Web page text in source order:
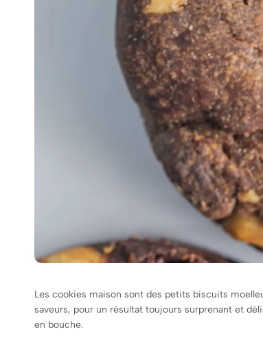
Les cookies maison sont des petits biscuits
saveurs, pour un résultat toujours surprenant et
en bouche.